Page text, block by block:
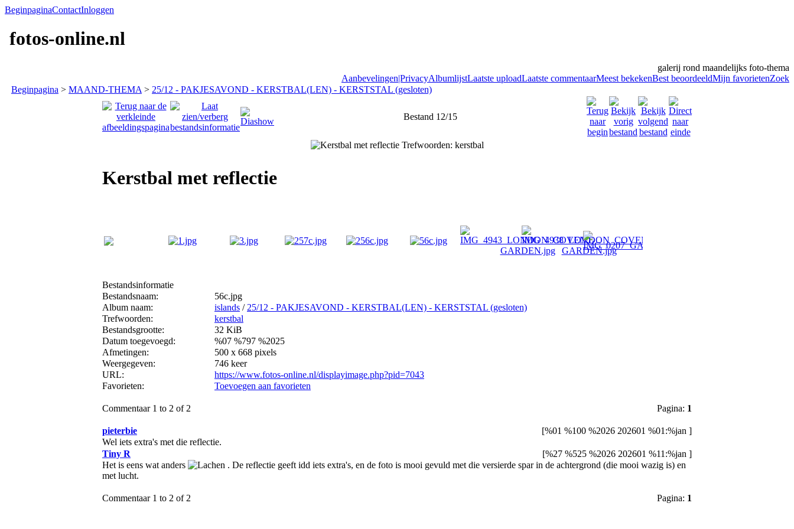
BeginpaginaContactInloggen
fotos-online.nl
galerij rond maandelijks foto-thema
Aanbevelingen|PrivacyAlbumlijstLaatste uploadLaatste commentaarMeest bekekenBest beoordeeldMijn favorietenZoek
Beginpagina > MAAND-THEMA > 25/12 - PAKJESAVOND - KERSTBAL(LEN) - KERSTSTAL (gesloten)
Bestand 12/15
Kerstbal met reflectie
Bestandsinformatie
Bestandsnaam:
56c.jpg
Album naam:
islands / 25/12 - PAKJESAVOND - KERSTBAL(LEN) - KERSTSTAL (gesloten)
Trefwoorden:
kerstbal
Bestandsgrootte:
32 KiB
Datum toegevoegd:
%07 %797 %2025
Afmetingen:
500 x 668 pixels
Weergegeven:
746 keer
URL:
https://www.fotos-online.nl/displayimage.php?pid=7043
Favorieten:
Toevoegen aan favorieten
Commentaar 1 to 2 of 2 Pagina: 1
pieterbie
[%01 %100 %2026 202601 %01:%jan ]
Wel iets extra's met die reflectie.
Tiny R
[%27 %525 %2026 202601 %11:%jan ]
Het is eens wat anders
. De reflectie geeft idd iets extra's, en de foto is mooi gevuld met die versierde spar in de achtergrond (die mooi wazig is) en
met lucht.
Commentaar 1 to 2 of 2 Pagina: 1